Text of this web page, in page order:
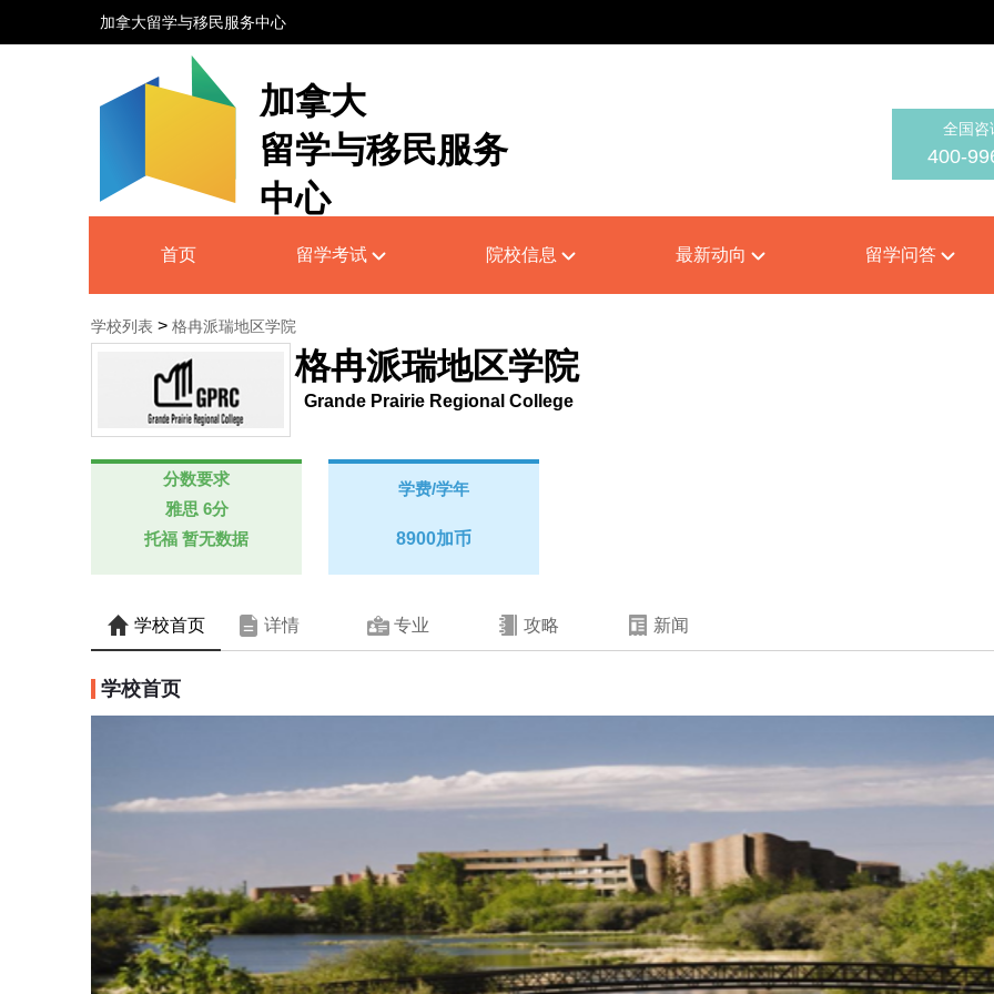
加拿大留学与移民服务中心
加拿大
留学与移民服务
中心
Service Centre
全国咨
400-
首页 留学考试 院校信息 最新动向 留学问答
学校列表 > 格冉派瑞地区学院
格冉派瑞地区学院
Grande Prairie Regional College
分数要求
雅思 6分
托福 暂无数据
学费/学年
8900加币
学校首页 详情 专业 攻略 新闻
学校首页